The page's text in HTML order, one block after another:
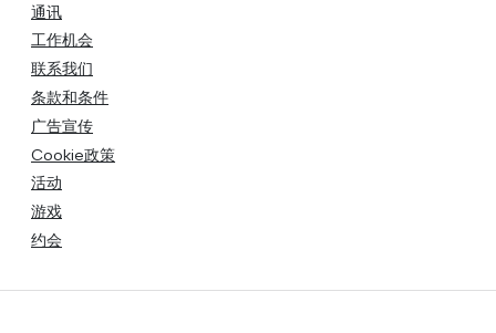
通讯
工作机会
联系我们
条款和条件
广告宣传
Cookie政策
活动
游戏
约会